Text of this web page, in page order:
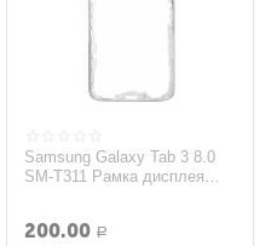
Samsung Galaxy Tab 3 8.0
SM-T311 Рамка дисплея
200.00 Р